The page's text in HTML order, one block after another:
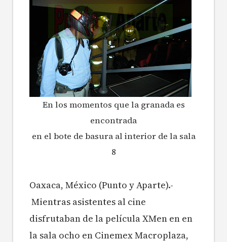
En los momentos que la granada es
encontrada
en el bote de basura al interior de la sala
8
Oaxaca, México (Punto y Aparte).-
Mientras asistentes al cine
disfrutaban de la película XMen en en
la sala ocho en Cinemex Macroplaza,